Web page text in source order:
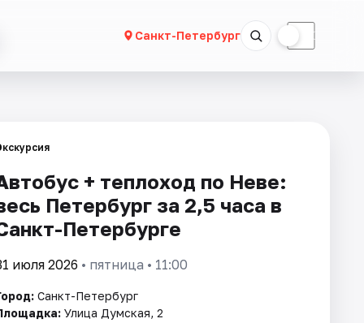
Санкт-Петербург ☾
+ теплоход по Неве:
Петербург за 2,5 часа в
Петербурге
июля 2026 • пятница • 11:00
Санкт-Петербург
Улица Думская, 2